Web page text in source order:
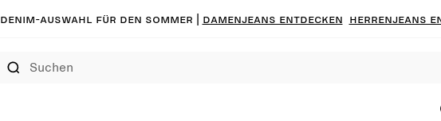
Denim-Auswahl für den Sommer | Damenjeans entdecken Herrenjeans